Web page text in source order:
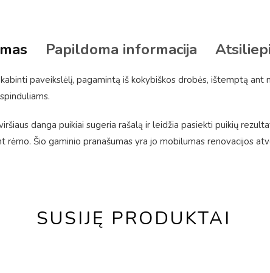
Papildoma informacija
paveikslėlį, pagamintą iš kokybiškos drobės, ištemptą ant
danga puikiai sugeria rašalą ir leidžia pasiekti puikių
Šio gaminio pranašumas yra jo mobilumas renovacijos
SUSIJĘ PRODUKTAI